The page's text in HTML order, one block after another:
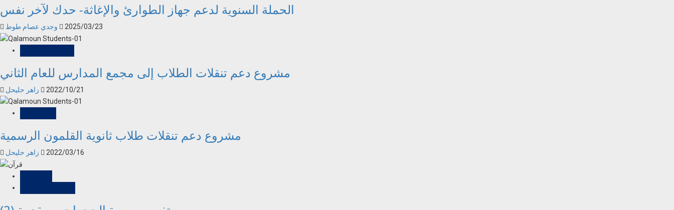
الحملة السنوية لدعم جهاز الطوارئ والإغاثة- حدك لآخر نفس
2025/03/23
مشروع دعم تنقلات الطلاب إلى مجمع المدارس للعام الثاني
2022/10/21
مشروع دعم تنقلات طلاب ثانوية القلمون الرسمية
2022/03/16